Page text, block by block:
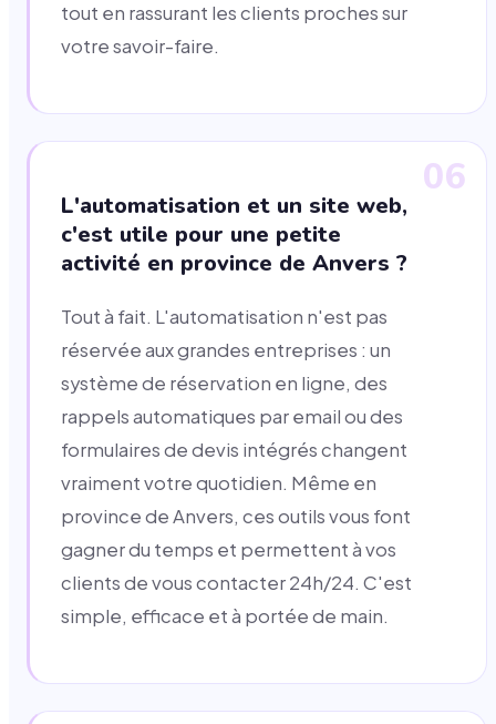
tout en rassurant les clients proches sur
votre savoir-faire.
06
L'automatisation et un site web,
c'est utile pour une petite
activité en province de Anvers ?
Tout à fait. L'automatisation n'est pas
réservée aux grandes entreprises : un
système de réservation en ligne, des
rappels automatiques par email ou des
formulaires de devis intégrés changent
vraiment votre quotidien. Même en
province de Anvers, ces outils vous font
gagner du temps et permettent à vos
clients de vous contacter 24h/24. C'est
simple, efficace et à portée de main.